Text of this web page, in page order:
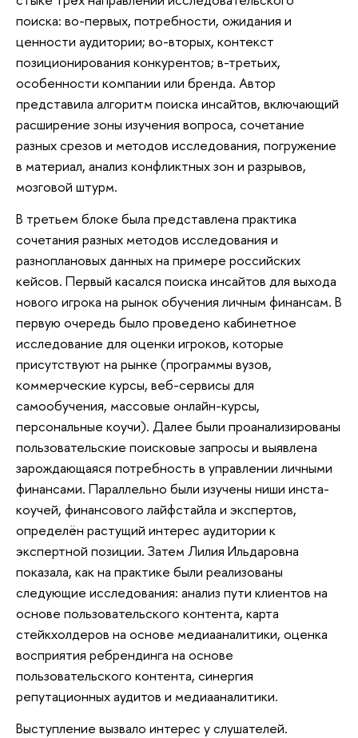
поиска: во-первых, потребности, ожидания и
ценности аудитории; во-вторых, контекст
позиционирования конкурентов; в-третьих,
особенности компании или бренда. Автор
представила алгоритм поиска инсайтов, включающий
расширение зоны изучения вопроса, сочетание
разных срезов и методов исследования, погружение
в материал, анализ конфликтных зон и разрывов,
мозговой штурм.
В третьем блоке была представлена практика
сочетания разных методов исследования и
разноплановых данных на примере российских
кейсов. Первый касался поиска инсайтов для выхода
нового игрока на рынок обучения личным финансам. В
первую очередь было проведено кабинетное
исследование для оценки игроков, которые
присутствуют на рынке (программы вузов,
коммерческие курсы, веб-сервисы для
самообучения, массовые онлайн-курсы,
персональные коучи). Далее были проанализированы
пользовательские поисковые запросы и выявлена
зарождающаяся потребность в управлении личными
финансами. Параллельно были изучены ниши инста-
коучей, финансового лайфстайла и экспертов,
определён растущий интерес аудитории к
экспертной позиции. Затем Лилия Ильдаровна
показала, как на практике были реализованы
следующие исследования: анализ пути клиентов на
основе пользовательского контента, карта
стейкхолдеров на основе медиааналитики, оценка
восприятия ребрендинга на основе
пользовательского контента, синергия
репутационных аудитов и медиааналитики.
Выступление вызвало интерес у слушателей.